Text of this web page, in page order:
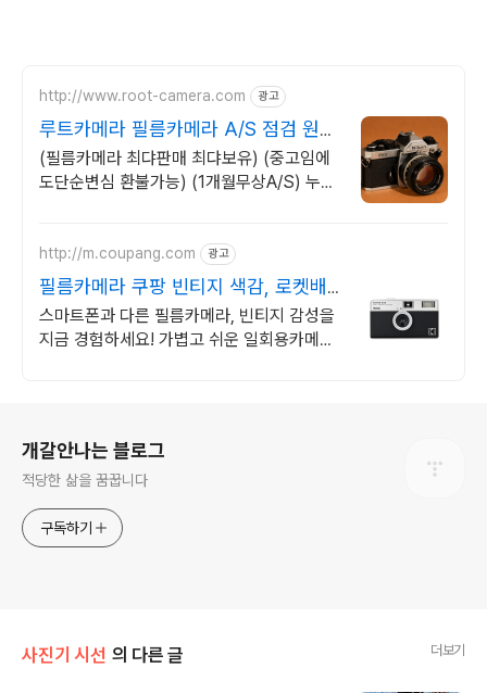
http://www.root-camera.com 광고
루트카메라 필름카메라 A/S 점검 원데
이클래스
(필름카메라 최댜판매 최댜보유) (중고임에
도단순변심 환불가능) (1개월무상A/S) 누적
http://m.coupang.com 광고
필름카메라 쿠팡 빈티지 색감, 로켓배
송
스마트폰과 다른 필름카메라, 빈티지 감성을
지금 경험하세요! 가볍고 쉬운 일회용카메라,
개갈안나는 블로그
적당한 삶을 꿈꿉니다
구독하기
사진기 시선 의 다른 글 더보기